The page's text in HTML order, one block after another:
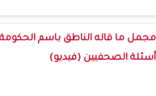
مجمل ما قاله الناطق باسم الحكومة
أسئلة الصحفيين (فيديو)